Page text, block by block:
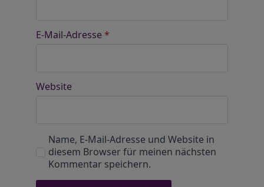
E-Mail-Adresse *
Website
Name, E-Mail-Adresse und Website in
diesem Browser für meinen nächsten
Kommentar speichern.